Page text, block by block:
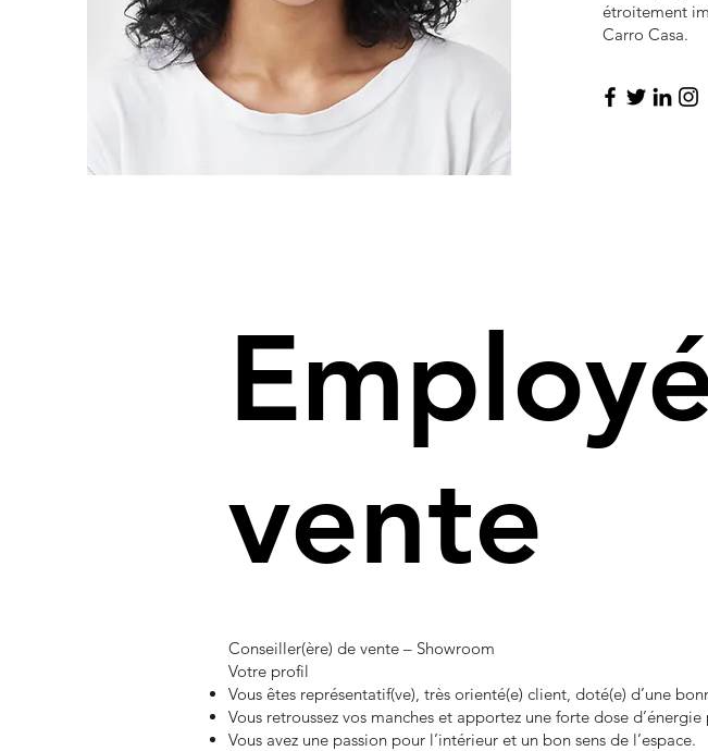
étroitement
Carro Casa.
vente
Conseiller(ère) de vente – Showroom
Votre profil
Vous êtes représentatif(ve), très orienté(e) client, doté(e) d’une
Vous retroussez vos manches et apportez une forte dose d’énergie
Vous avez une passion pour l’intérieur et un bon sens de l’espace.